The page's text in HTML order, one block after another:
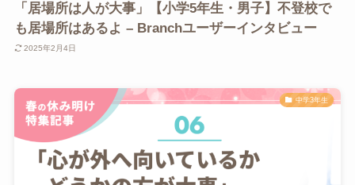
「居場所は人が大事」【小学5年生・男子】不登校で
も居場所はあるよ – Branchユーザーインタビュー
2025年2月4日
中学3年生